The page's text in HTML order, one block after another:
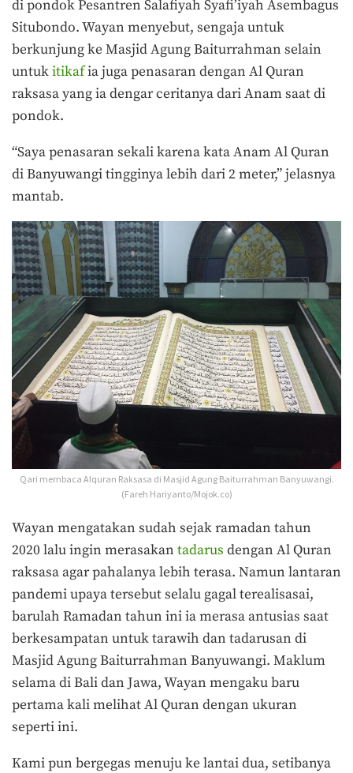
di pondok Pesantren Salafiyah Syafi’iyah Asembagus
Situbondo. Wayan menyebut, sengaja untuk
berkunjung ke Masjid Agung Baiturrahman selain
untukitikafia juga penasaran dengan Al Quran
raksasa yang ia dengar ceritanya dari Anam saat di
pondok.
“Saya penasaran sekali karena kata Anam Al Quran
di Banyuwangi tingginya lebih dari 2 meter,” jelasnya
mantab.
Qari membaca Alquran Raksasa di Masjid Agung Baiturrahman Banyuwangi.
(Fareh Hariyanto/Mojok.co)
Wayan mengatakan sudah sejak ramadan tahun
2020 lalu ingin merasakan tadarus dengan Al Quran
raksasa agar pahalanya lebih terasa. Namun lantaran
pandemi upaya tersebut selalu gagal terealisasai,
barulah Ramadan tahun ini ia merasa antusias saat
berkesampatan untuk tarawih dan tadarusan di
Masjid Agung Baiturrahman Banyuwangi. Maklum
selama di Bali dan Jawa, Wayan mengaku baru
pertama kali melihat Al Quran dengan ukuran
seperti ini.
Kami pun bergegas menuju ke lantai dua, setibanya